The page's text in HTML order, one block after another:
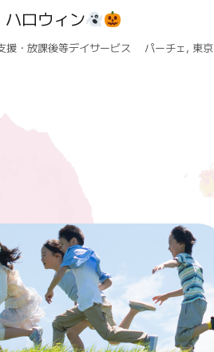
ハロウィン
援・放課後等デイサービス パーチェ, 東京